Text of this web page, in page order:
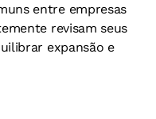
entre empresas
revisam seus
expansão e